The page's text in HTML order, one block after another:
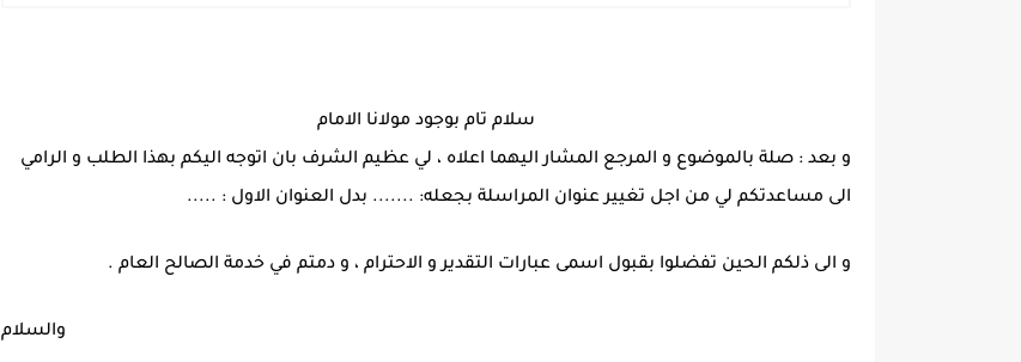
سلام تام بوجود مولانا الامام
و بعد : صلة بالموضوع و المرجع المشار اليهما اعلاه ، لي عظيم الشرف بان اتوجه اليكم بهذا الطلب و الرامي
الى مساعدتكم لي من اجل تغيير عنوان المراسلة بجعله: ....... بدل العنوان الاول : .....
و الى ذلكم الحين تفضلوا بقبول اسمى عبارات التقدير و الاحترام ، و دمتم في خدمة الصالح العام .
والسلام